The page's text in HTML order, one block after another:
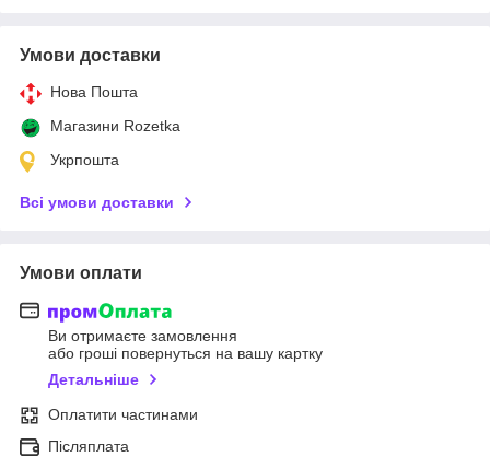
Умови доставки
Нова Пошта
Магазини Rozetka
Укрпошта
Всі умови доставки
Умови оплати
Ви отримаєте замовлення
або гроші повернуться на вашу картку
Детальніше
Оплатити частинами
Післяплата